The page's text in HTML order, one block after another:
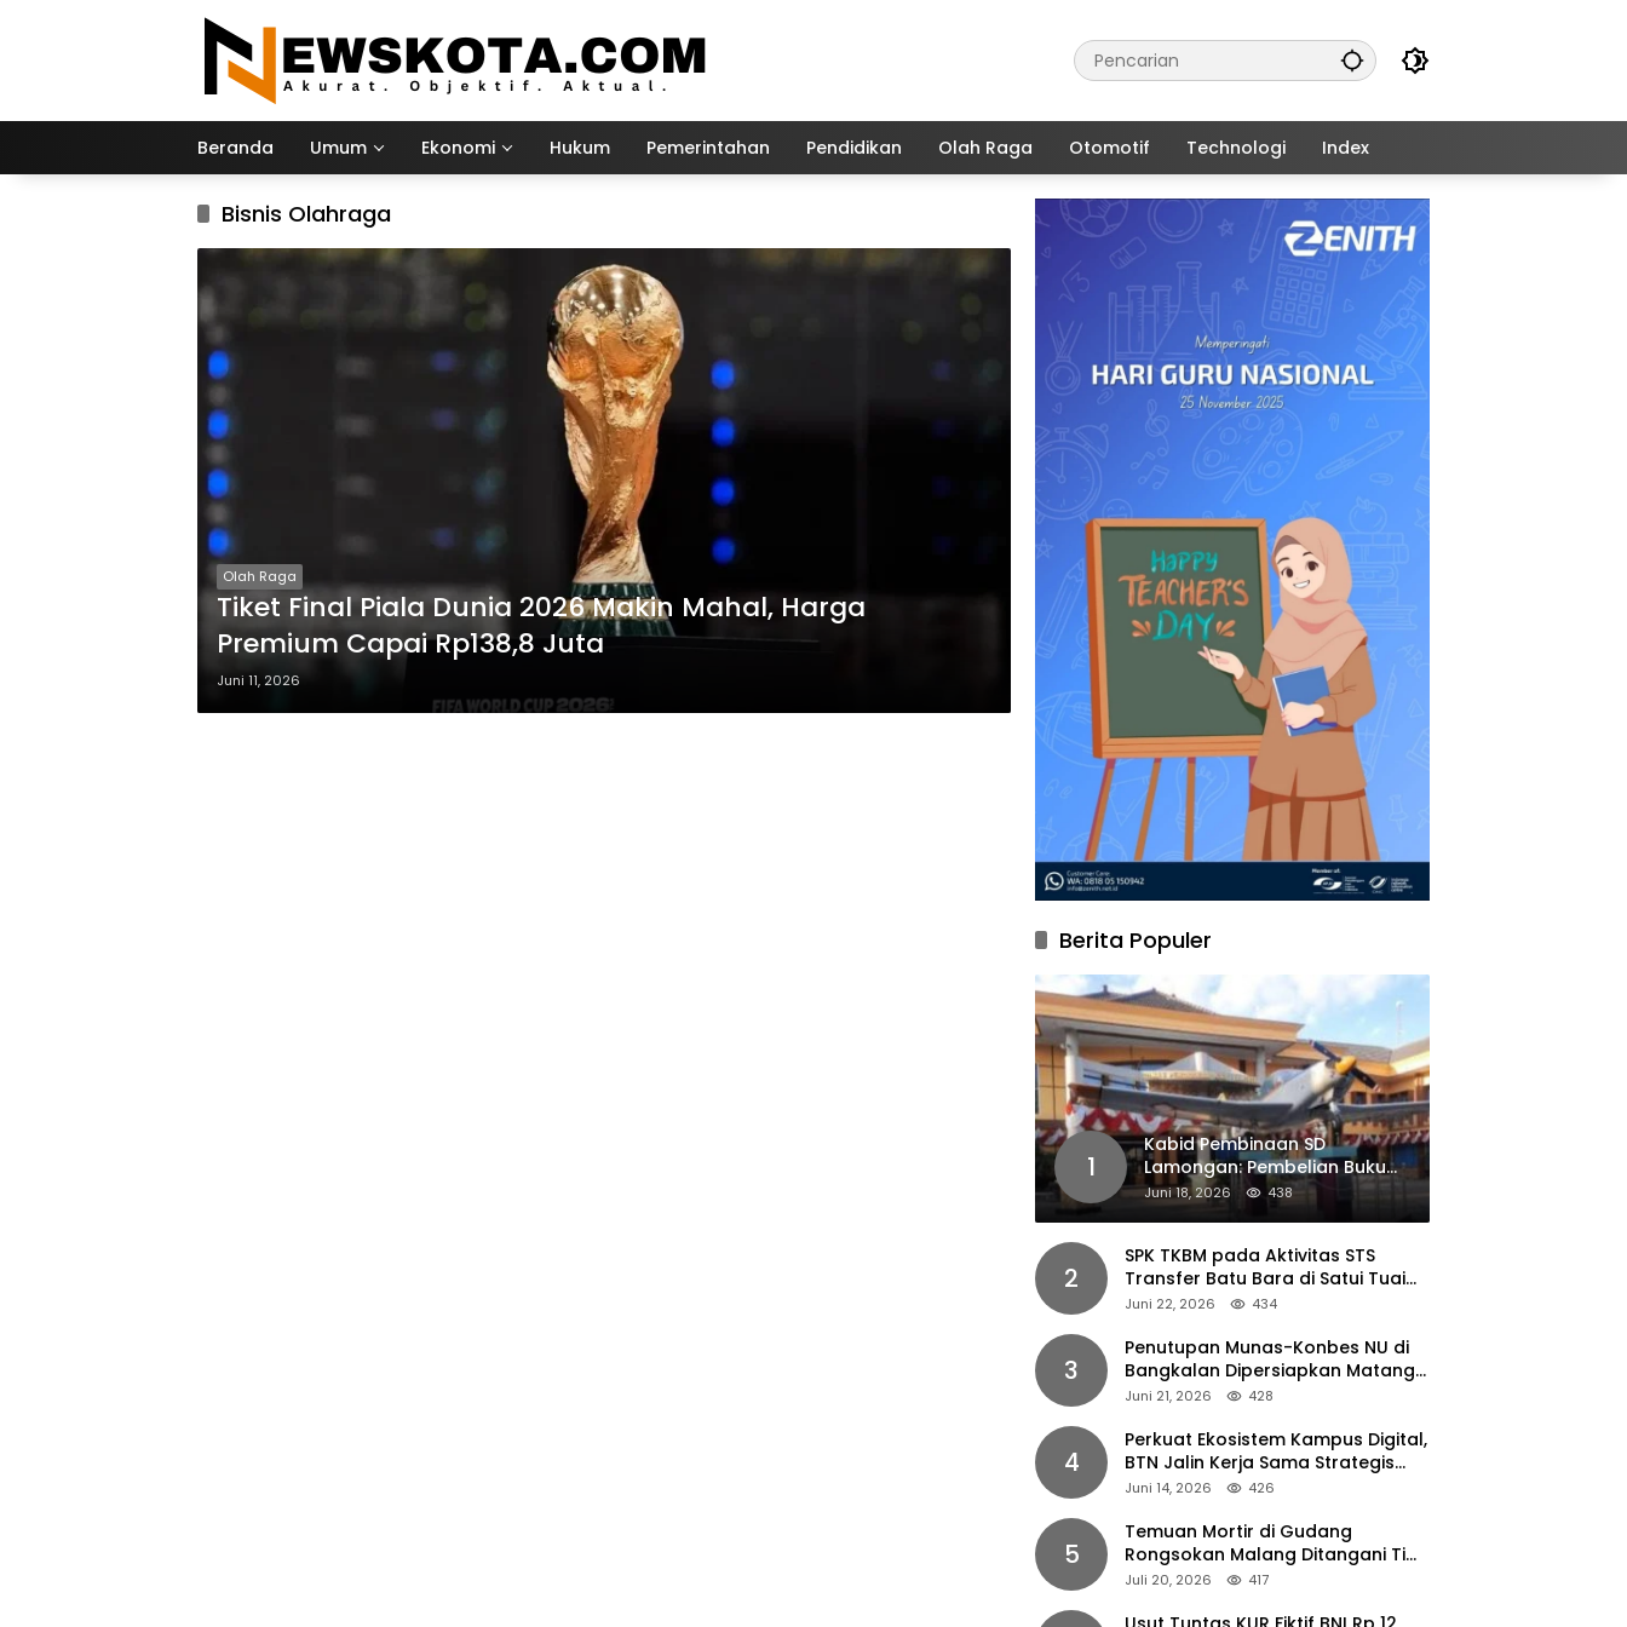
Beranda Umum Ekonomi Hukum Pemerintahan Pendidikan Olah Raga Otomotif Technologi Index
Bisnis Olahraga
Olah Raga
Tiket Final Piala Dunia 2026 Makin Mahal, Harga
Premium Capai Rp138,8 Juta
Juni 11, 2026
Berita Populer
1
Kabid Pembinaan SD
Lamongan: Pembelian Buku
Pendamping Tidak Boleh
Dipaksakan
Juni 18, 2026 438
2
SPK TKBM pada Aktivitas STS
Transfer Batu Bara di Satui Tuai
Sorotan
Juni 22, 2026 434
3
Penutupan Munas-Konbes NU di
Bangkalan Dipersiapkan Matang,
Gus Ipul Turun Tangan
Juni 21, 2026 428
4
Perkuat Ekosistem Kampus Digital,
BTN Jalin Kerja Sama Strategis
dengan UNAIR
Juni 14, 2026 426
5
Temuan Mortir di Gudang
Rongsokan Malang Ditangani Tim
Gegana Polda Jatim
Juli 20, 2026 417